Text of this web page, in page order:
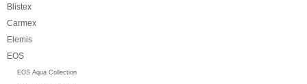
Blistex
Carmex
Elemis
EOS
EOS Aqua Collection